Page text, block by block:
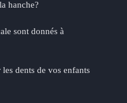
hanche?
sont donnés à
dents de vos enfants